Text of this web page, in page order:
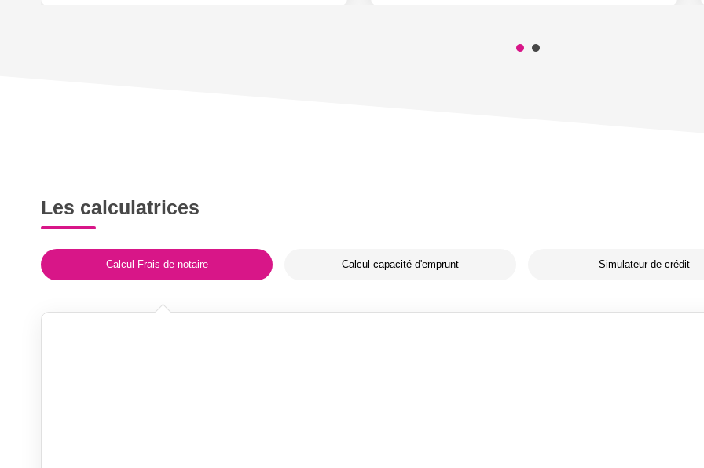
Les calculatrices
Calcul Frais de notaire Calcul capacité d'emprunt Simulateur de crédit